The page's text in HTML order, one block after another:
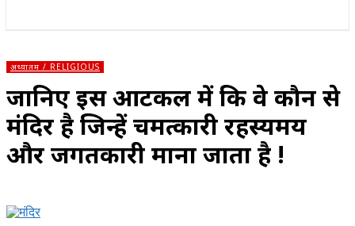
अध्यातम / RELIGIOUS
जानिए इस आर्टिकल में कि वे कौन से
मंदिर है जिन्हें चमत्कारी रहस्यमय
और जगतकारी माना जाता है !